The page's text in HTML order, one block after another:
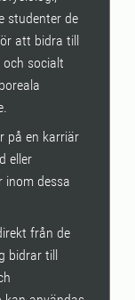
studenter de
att bidra till
och socialt
på en karriär
eller
inom dessa
från de
bidrar till